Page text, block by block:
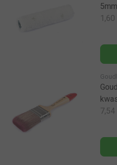
5mm
1,60
7,54